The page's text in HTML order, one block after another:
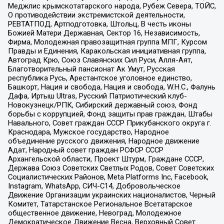
Меджлис крымскотатарского народа, Рубеж Севера, ТОЙС,
О противодействии экстремистской деятельности,
РЕВТАТПОД, Артподготовка, Штольц, В честь иконы
Божией Матери Державная, Сектор 16, Независимость,
Фирма, Молодежная правозащитная группа МПГ, Курсом
Правды и Единения, Каракольская инициативная группа,
Автоград Крю, Союз Славянских Сил Руси, Алля-Аят,
Благотворительный пансионат Ак Умут, Русская
республика Русь, Арестантское уголовное единство,
Башкорт, Нация и свобода, Нация и свобода, W.H.С., Фалунь
Дафа, Иртыш Ultras, Русский Патриотический клуб-
Новокузнецк/РПК, Сибирский державный союз, Фонд
борьбы с коррупцией, Фонд защиты прав граждан, Штабы
Навального, Совет граждан СССР Прикубанского округа г.
Краснодара, Мужское государство, Народное
объединение русского движения, Народное движение
Адат, Народный совет граждан РСФСР СССР
Архангельской области, Проект Штурм, Граждане СССР,
Держава Союз Советских Светлых Родов, Совет Советских
Социалистических Районов, Meta Platforms Inc, Facebook,
Instagram, WhatsApp, СИЧ-С14, Добровольческое
Движение Организации украинских националистов, Черный
Комитет, Татарстанское Региональное Всетатарское
общественное движение, Невоград, Молодежное
Демократическое Движение Весна, Верховный Совет